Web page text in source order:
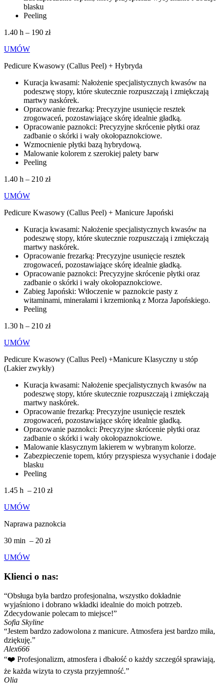
blasku
Peeling
1.40 h – 190 zł
UMÓW
Pedicure Kwasowy (Callus Peel) + Hybryda
Kuracja kwasami: Nałożenie specjalistycznych kwasów na
podeszwę stopy, które skutecznie rozpuszczają i zmiękczają
martwy naskórek.
Opracowanie frezarką: Precyzyjne usunięcie resztek
zrogowaceń, pozostawiające skórę idealnie gładką.
Opracowanie paznokci: Precyzyjne skrócenie płytki oraz
zadbanie o skórki i wały okołopaznokciowe.
Wzmocnienie płytki bazą hybrydową.
Malowanie kolorem z szerokiej palety barw
Peeling
1.40 h – 210 zł
UMÓW
Pedicure Kwasowy (Callus Peel) + Manicure Japoński
Kuracja kwasami: Nałożenie specjalistycznych kwasów na
podeszwę stopy, które skutecznie rozpuszczają i zmiękczają
martwy naskórek.
Opracowanie frezarką: Precyzyjne usunięcie resztek
zrogowaceń, pozostawiające skórę idealnie gładką.
Opracowanie paznokci: Precyzyjne skrócenie płytki oraz
zadbanie o skórki i wały okołopaznokciowe.
Zabieg Japoński: Wtłoczenie w paznokcie pasty z
witaminami, minerałami i krzemionką z Morza Japońskiego.
Peeling
1.30 h – 210 zł
UMÓW
Pedicure Kwasowy (Callus Peel) +Manicure Klasyczny u stóp
(Lakier zwykły)
Kuracja kwasami: Nałożenie specjalistycznych kwasów na
podeszwę stopy, które skutecznie rozpuszczają i zmiękczają
martwy naskórek.
Opracowanie frezarką: Precyzyjne usunięcie resztek
zrogowaceń, pozostawiające skórę idealnie gładką.
Opracowanie paznokci: Precyzyjne skrócenie płytki oraz
zadbanie o skórki i wały okołopaznokciowe.
Malowanie klasycznym lakierem w wybranym kolorze.
Zabezpieczenie topem, który przyspiesza wysychanie i dodaje
blasku
Peeling
1.45 h – 210 zł
UMÓW
Naprawa paznokcia
30 min – 20 zł
UMÓW
Klienci o nas:
“Obsługa była bardzo profesjonalna, wszystko dokładnie
wyjaśniono i dobrano wkładki idealnie do moich potrzeb.
Zdecydowanie polecam to miejsce!”
Sofia Skyline
“Jestem bardzo zadowolona z manicure. Atmosfera jest bardzo miła,
dziękuję.”
Alex666
“❤️ Profesjonalizm, atmosfera i dbałość o każdy szczegół sprawiają,
że każda wizyta to czysta przyjemność.”
Olia